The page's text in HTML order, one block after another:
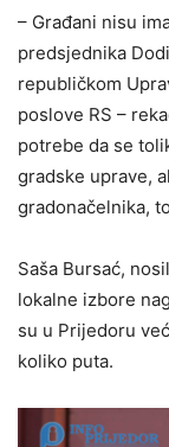
– Građani nisu
predsjednika
republičkom
poslove RS –
potrebe da se
gradske uprave,
gradonačelnika,
Saša Bursać,
lokalne izbore
su u Prijedoru
koliko puta.